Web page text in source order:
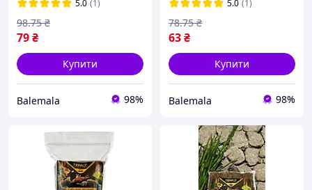
5.0 (1)
79₴
98.75 ₴
Купити
Balemala 98%
5.0 (1)
63₴
78.75 ₴
Купити
Balemala 98%